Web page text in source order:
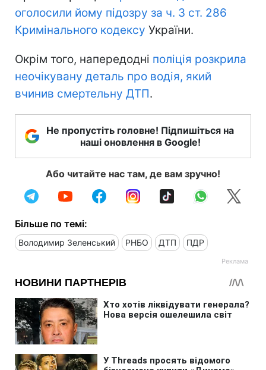
оголосили йому підозру за ч. 3 ст. 286
Кримінального кодексу України.
Окрім того, напередодні поліція розкрила
неочікувану деталь про водія, який
вчинив смертельну ДТП.
Не пропустіть головне! Підпишіться на
наші оновлення в Google!
Або читайте нас там, де вам зручно!
Більше по темі:
Володимир Зеленський РНБО ДТП ПДР